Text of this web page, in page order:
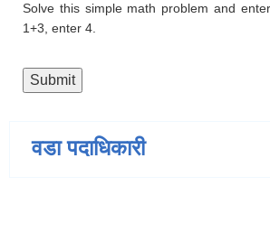
Solve this simple math problem and
1+3, enter 4.
वडा पदाधिकारी